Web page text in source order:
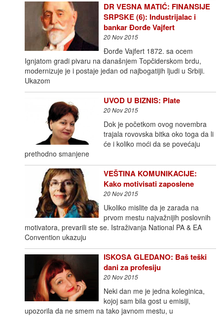
DR VESNA MATIĆ: FINANSIJE
SRPSKE (6): Industrijalac i
bankar Đorđe Vajfert
20 Nov 2015
Đorđe Vajfert 1872. sa ocem
Ignjatom gradi pivaru na današnjem Topčiderskom brdu,
modernizuje je i postaje jedan od najbogatijih ljudi u Srbiji.
Ukazom
UVOD U BIZNIS: Plate
20 Nov 2015
Dok je početkom ovog novembra
trajala rovovska bitka oko toga da li
će i koliko moći da se povećaju
prethodno smanjene
VEŠTINA KOMUNIKACIJE:
Kako motivisati zaposlene
20 Nov 2015
Ukoliko mislite da je zarada na
prvom mestu najvažnijih poslovnih
motivatora, prevarili ste se. Istraživanja National PA & EA
Convention ukazuju
ISKOSA GLEDANO: Baš teški
dani za profesiju
20 Nov 2015
Neki dan me je jedna koleginica,
kojoj sam bila gost u emisiji,
upozorila da ne smem na tako javnom mestu, u